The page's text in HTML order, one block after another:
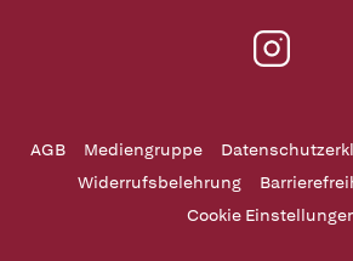
AGB Mediengruppe
Widerrufsbelehrung
Cookie